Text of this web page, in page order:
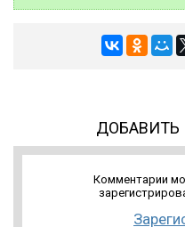
Комментарии